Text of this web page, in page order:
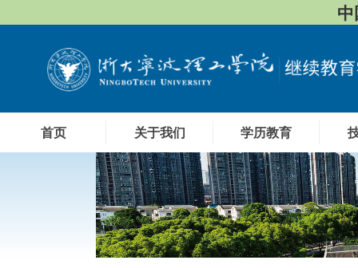
首页 关于我们 学历教育